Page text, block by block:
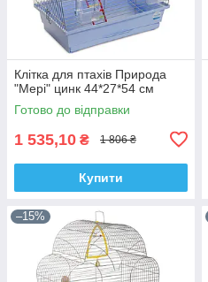
Клітка для птахів Природа
"Мері" цинк 44*27*54 см
Готово до відправки
1 535,10 ₴ 1 806 ₴
Купити
–15%